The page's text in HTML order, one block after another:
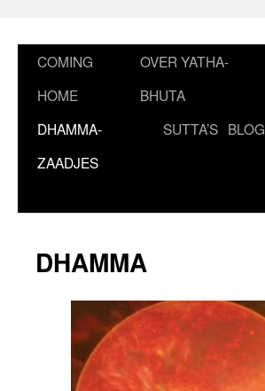
COMING
HOME
OVER YATHA-
BHUTA
DHAMMA-
ZAADJES
SUTTA’S BLOG
DHAMMA